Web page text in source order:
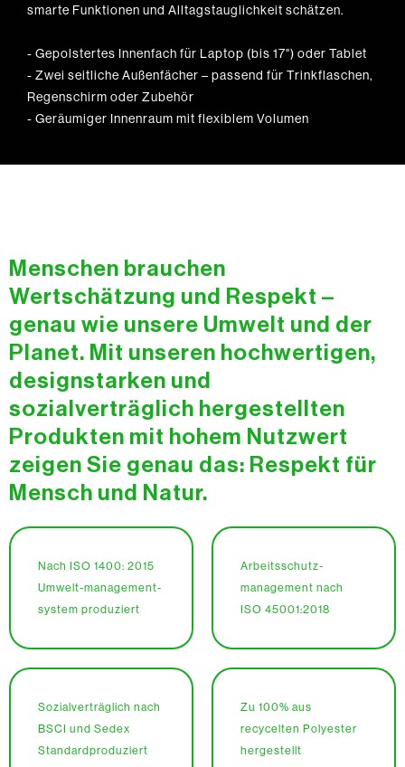
smarte Funktionen und Alltagstauglichkeit schätzen.
- Gepolstertes Innenfach für Laptop (bis 17") oder Tablet
- Zwei seitliche Außenfächer – passend für Trinkflaschen,
Regenschirm oder Zubehör
- Geräumiger Innenraum mit flexiblem Volumen
Menschen brauchen
Wertschätzung und Respekt –
genau wie unsere Umwelt und der
Planet. Mit unseren hochwertigen,
designstarken und
sozialverträglich hergestellten
Produkten mit hohem Nutzwert
zeigen Sie genau das: Respekt für
Mensch und Natur.
Nach ISO 1400: 2015
Umwelt-management-
system produziert
Arbeitsschutz-
management nach
ISO 45001:2018
Sozialverträglich nach
BSCI und Sedex
Standardproduziert
Zu 100% aus
recycelten Polyester
hergestellt